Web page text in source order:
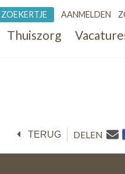
Thuiszorg
AANMELDEN
TERUG DELEN